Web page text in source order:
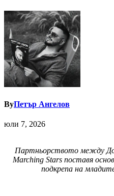
ByПетър Ангелов
юли 7, 2026
Партньорството между
Marching Stars поставя
подкрепа на